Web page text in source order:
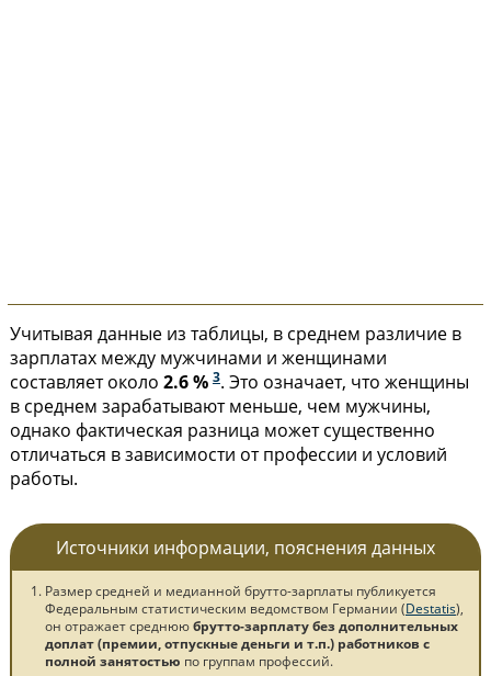
Учитывая данные из таблицы, в среднем различие в
зарплатах между мужчинами и женщинами
составляет около 2.6 % 3. Это означает, что женщины
в среднем зарабатывают меньше, чем мужчины,
однако фактическая разница может существенно
отличаться в зависимости от профессии и условий
работы.
Источники информации, пояснения данных
Размер средней и медианной брутто-зарплаты публикуется
Федеральным статистическим ведомством Германии (Destatis),
он отражает среднюю брутто-зарплату без дополнительных
доплат (премии, отпускные деньги и т.п.) работников с
полной занятостью по группам профессий.